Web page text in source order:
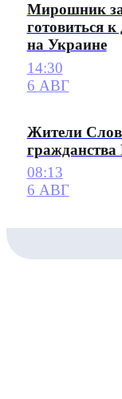
Мирошник
готовиться
на Украине
14:30
6 АВГ
Жители
гражданства
08:13
6 АВГ